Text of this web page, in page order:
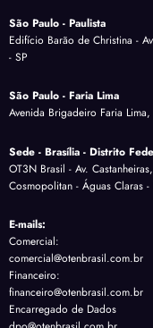
São Paulo - Paulista
Edifício Barão de Christina -
- SP
São Paulo - Faria Lima
Avenida Brigadeiro Faria Lima,
Sede - Brasília - Distrito
OT3N Brasil - Av.
Cosmopolitan - Águas Claras -
E-mails:
Comercial:
comercial@otenbrasil.com.br
Financeiro:
financeiro@otenbrasil.com.br
Encarregado de Dados